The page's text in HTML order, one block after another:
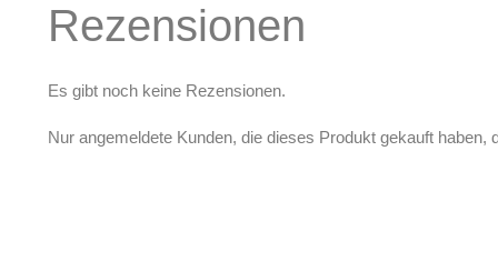
Rezensionen
Es gibt noch keine Rezensionen.
Nur angemeldete Kunden, die dieses Produkt gekauft haben,